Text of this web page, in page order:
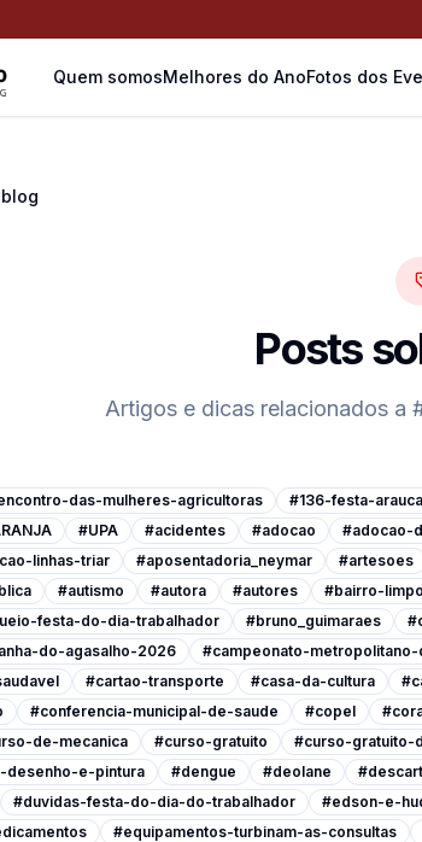
Quem somosMelhores do AnoFotos dos
Posts
Artigos e dicas relacionados a
das-mulheres-agricultoras #136-festa-
#UPA #acidentes #adocao #adocao-
linhas-triar
#aposentadoria_neymar #artesoes
#autismo #autora #autores #bairro-limpo
festa-do-dia-trabalhador
#bruno_guimaraes
do-agasalho-2026
#campeonato-
#cartao-transporte #casa-da-cultura
#conferencia-municipal-de-saude #copel
de-mecanica
#curso-gratuito #curso-gratuito-
e-pintura
#dengue #deolane
#duvidas-festa-do-dia-do-trabalhador #edson-e-
#equipamentos-turbinam-as-consultas